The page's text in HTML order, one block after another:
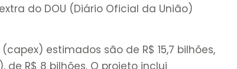
do DOU (Diário Oficial da União)
estimados são de R$ 15,7 bilhões,